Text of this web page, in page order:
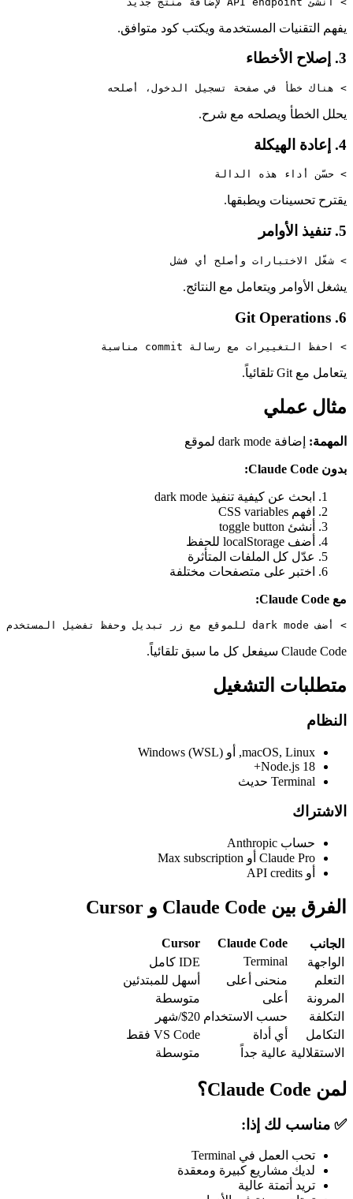
يفهم التقنيات المستخدمة ويكتب كود متوافق.
3. إصلاح الأخطاء
> هناك خطأ في صفحة تسجيل الدخول، أصلحه
يحلل الخطأ ويصلحه مع شرح.
4. إعادة الهيكلة
> حسّن أداء هذه الدالة
يقترح تحسينات ويطبقها.
5. تنفيذ الأوامر
> شغّل الاختبارات وأصلح أي فشل
يشغل الأوامر ويتعامل مع النتائج.
6. Git Operations
> احفظ التغييرات مع رسالة commit مناسبة
يتعامل مع Git تلقائياً.
مثال عملي
المهمة:إضافة dark mode لموقع
بدون Claude Code:
ابحث عن كيفية تنفيذ dark mode
افهم CSS variables
أنشئ toggle button
أضف localStorage للحفظ
عدّل كل الملفات المتأثرة
اختبر على متصفحات مختلفة
مع Claude Code:
> أضف dark mode للموقع مع زر تبديل وحفظ تفضيل المستخدم
Claude Code سيفعل كل ما سبق تلقائياً.
متطلبات التشغيل
النظام
macOS, Linux, أو Windows (WSL)
Node.js 18+
Terminal حديث
الاشتراك
حساب Anthropic
Claude Pro أو Max subscription
أو API credits
الفرق بين Claude Code و Cursor
الجانب Claude Code
Cursor
الواجهة
Terminal
IDE كامل
التعلم
منحنى أعلى
أسهل للمبتدئين
المرونة
أعلى
متوسطة
التكلفة
حسب الاستخدام $20/شهر
التكامل
أي أداة
VS Code فقط
الاستقلالية عالية جداً متوسطة
لمن Claude Code؟
✅ مناسب لك إذا:
تحب العمل في Terminal
لديك مشاريع كبيرة ومعقدة
تريد أتمتة عالية